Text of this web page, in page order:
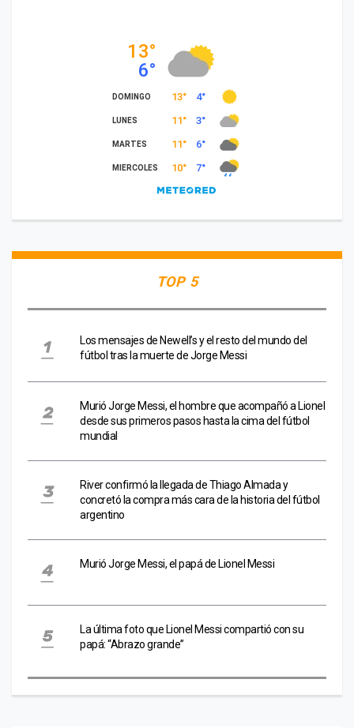
TOP 5
Los mensajes de Newell’s y el resto del mundo del
fútbol tras la muerte de Jorge Messi
Murió Jorge Messi, el hombre que acompañó a Lionel
desde sus primeros pasos hasta la cima del fútbol
mundial
River confirmó la llegada de Thiago Almada y
concretó la compra más cara de la historia del fútbol
argentino
Murió Jorge Messi, el papá de Lionel Messi
La última foto que Lionel Messi compartió con su
papá: “Abrazo grande”